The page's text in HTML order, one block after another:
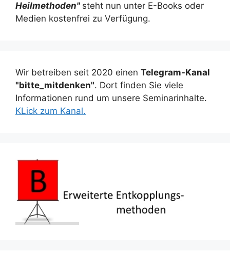
Heilmethoden" steht nun unter E-Books oder
Medien kostenfrei zu Verfügung.
Wir betreiben seit 2020 einen Telegram-Kanal
"bitte_mitdenken". Dort finden Sie viele
Informationen rund um unsere Seminarinhalte.
KLick zum Kanal.